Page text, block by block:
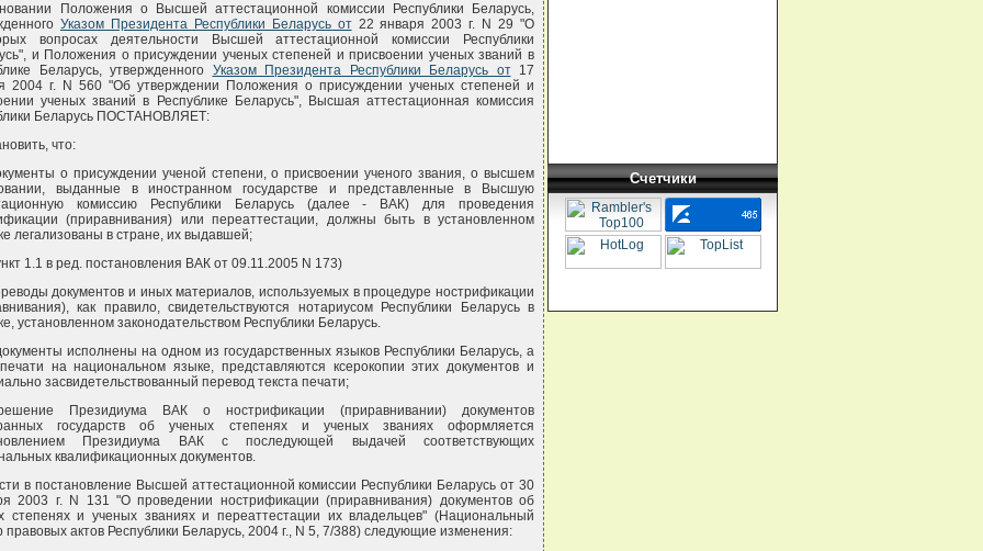
Положения о Высшей аттестационной комиссии Республики Беларусь,
Указом Президента Республики Беларусь от22 января 2003 г. N 29 "О
вопросах деятельности Высшей аттестационной комиссии Республики
и Положения о присуждении ученых степеней и присвоении ученых званий в
Беларусь, утвержденного Указом Президента Республики Беларусь от17
2004 г. N 560 "Об утверждении Положения о присуждении ученых степеней и
ученых званий в Республике Беларусь", Высшая аттестационная комиссия
Беларусь ПОСТАНОВЛЯЕТ:
что:
о присуждении ученой степени, о присвоении ученого звания, о высшем
выданные в иностранном государстве и представленные в Высшую
комиссию Республики Беларусь (далее - ВАК) для проведения
(приравнивания) или переаттестации, должны быть в установленном
легализованы в стране, их выдавшей;
1.1 в ред. постановления ВАК от 09.11.2005 N 173)
документов и иных материалов, используемых в процедуре нострификации
как правило, свидетельствуются нотариусом Республики Беларусь в
установленном законодательством Республики Беларусь.
исполнены на одном из государственных языков Республики Беларусь, а
на национальном языке, представляются ксерокопии этих документов и
засвидетельствованный перевод текста печати;
Президиума ВАК о нострификации (приравнивании) документов
государств об ученых степенях и ученых званиях оформляется
Президиума ВАК с последующей выдачей соответствующих
квалификационных документов.
в постановление Высшей аттестационной комиссии Республики Беларусь от 30
2003 г. N 131 "О проведении нострификации (приравнивания) документов об
степенях и ученых званиях и переаттестации их владельцев" (Национальный
правовых актов Республики Беларусь, 2004 г., N 5, 7/388) следующие изменения:
Счетчики